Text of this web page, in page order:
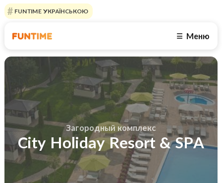
FUNTIME УКРАЇНСЬКОЮ
☰ Меню
Загородный комплекс
City Holiday Resort & SPA